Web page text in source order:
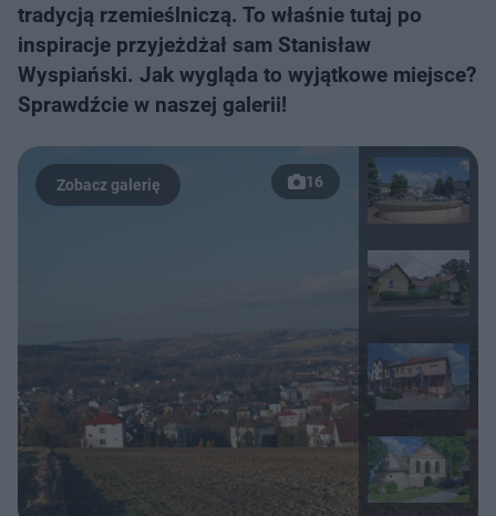
tradycją rzemieślniczą. To właśnie tutaj po
inspiracje przyjeżdżał sam Stanisław
Wyspiański. Jak wygląda to wyjątkowe miejsce?
Sprawdźcie w naszej galerii!
16